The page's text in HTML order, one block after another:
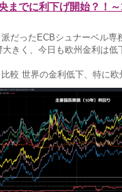
までに利下げ開始？！
だったECBシュナーベル専
きく、今日も欧州金利は低
較 世界の金利低下、特に欧